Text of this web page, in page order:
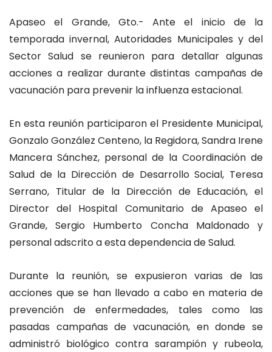
Apaseo el Grande, Gto.- Ante el inicio de la
temporada invernal, Autoridades Municipales y del
Sector Salud se reunieron para detallar algunas
acciones a realizar durante distintas campañas de
vacunación para prevenir la influenza estacional.
En esta reunión participaron el Presidente Municipal,
Gonzalo González Centeno, la Regidora, Sandra Irene
Mancera Sánchez, personal de la Coordinación de
Salud de la Dirección de Desarrollo Social, Teresa
Serrano, Titular de la Dirección de Educación, el
Director del Hospital Comunitario de Apaseo el
Grande, Sergio Humberto Concha Maldonado y
personal adscrito a esta dependencia de Salud.
Durante la reunión, se expusieron varias de las
acciones que se han llevado a cabo en materia de
prevención de enfermedades, tales como las
pasadas campañas de vacunación, en donde se
administró biológico contra sarampión y rubeola,